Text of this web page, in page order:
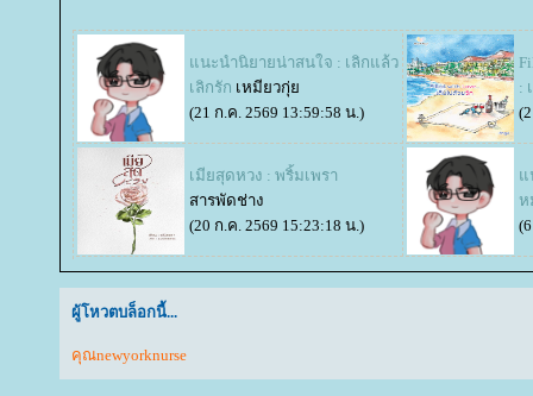
นะนำนิยายน่าสนใจ : เลิกแล้ว
เลิกรัก เหมียวกุ่
(21 ก.ค. 2569 13:59:58 น.)
:
​​​​​​​เมียสุดหวง : พริ้มเพรา
สารพัดช่าง
(20 ก.ค. 2569 15:23:18 น.)
น
ผู้โหวตบล็อกนี้...
คุณnewyorknurse